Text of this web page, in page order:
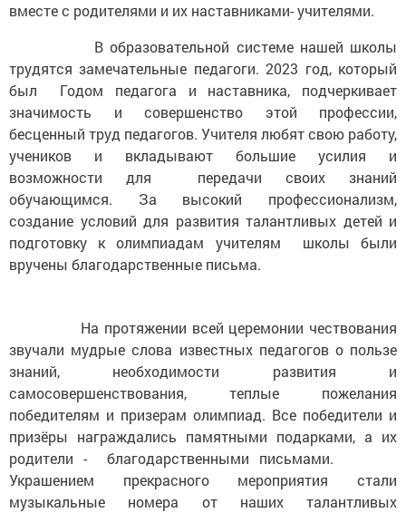
вместе с родителями и их наставниками- учителями.
В образовательной системе нашей школы
трудятся замечательные педагоги. 2023 год, который
был Годом педагога и наставника, подчеркивает
значимость и совершенство этой профессии,
бесценный труд педагогов. Учителя любят свою работу,
учеников и вкладывают большие усилия и
возможности для передачи своих знаний
обучающимся. За высокий профессионализм,
создание условий для развития талантливых детей и
подготовку к олимпиадам учителям школы были
вручены благодарственные письма.
На протяжении всей церемонии чествования
звучали мудрые слова известных педагогов о пользе
знаний, необходимости развития и
самосовершенствования, теплые пожелания
победителям и призерам олимпиад. Все победители и
призёры награждались памятными подарками, а их
родители - благодарственными письмами.
Украшением прекрасного мероприятия стали
музыкальные номера от наших талантливых